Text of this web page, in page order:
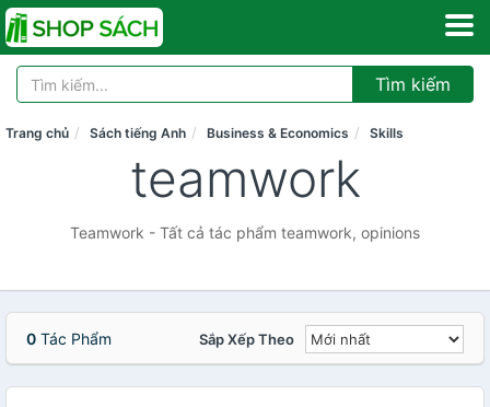
Tìm kiếm
Trang chủ Sách tiếng Anh Business & Economics Skills
teamwork
Teamwork - Tất cả tác phẩm teamwork, opinions
0 Tác Phẩm Sắp Xếp Theo